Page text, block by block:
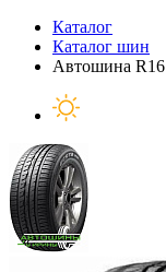
Каталог
Каталог шин
Автошина R16